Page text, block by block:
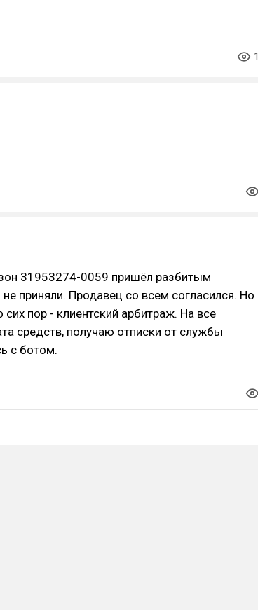
31953274-0059 пришёл разбитым
приняли. Продавец со всем согласился. Но
сих пор - клиентский арбитраж. На все
средств, получаю отписки от службы
с ботом.